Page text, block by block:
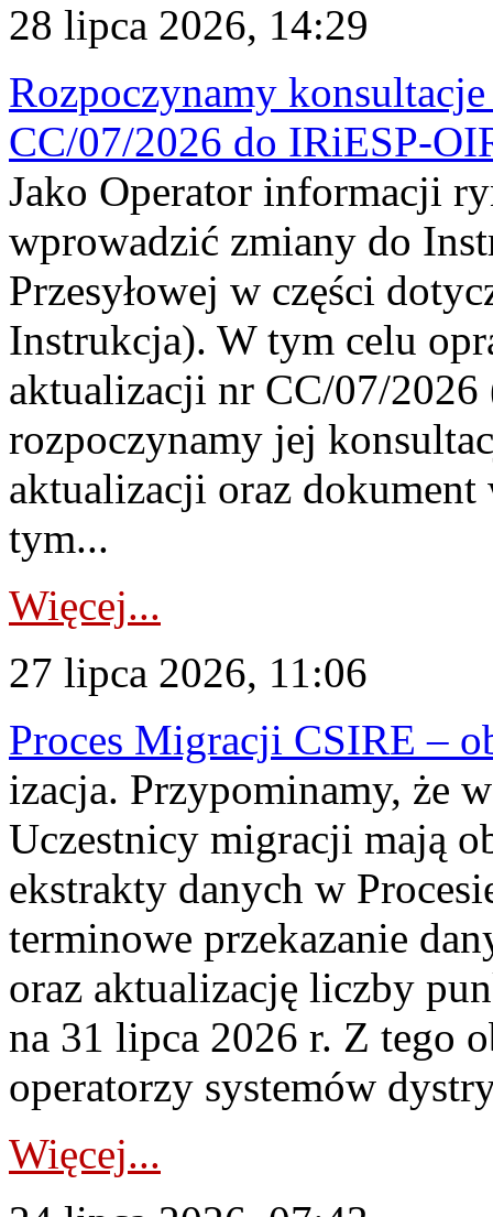
28 lipca 2026, 14:29
Rozpoczynamy
CC/07/2026 do IRiESP-
Jako Operator informacji
wprowadzić zmiany do
Przesyłowej w części
Instrukcja). W tym celu
aktualizacji nr CC/07/
rozpoczynamy jej
aktualizacji oraz
tym...
Więcej...
27 lipca 2026, 11:06
Proces Migracji CSIRE –
izacja. Przypominamy, że
Uczestnicy migracji mają
ekstrakty danych w
terminowe przekazanie
oraz aktualizację liczby
na 31 lipca 2026 r. Z tego
operatorzy systemów
Więcej...